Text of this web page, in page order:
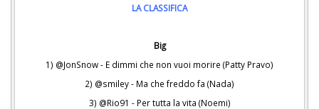
LA CLASSIFICA
Big
1) @JonSnow - E dimmi che non vuoi morire (Patty Pravo)
2) @smiley - Ma che freddo fa (Nada)
3) @Rio91 - Per tutta la vita (Noemi)